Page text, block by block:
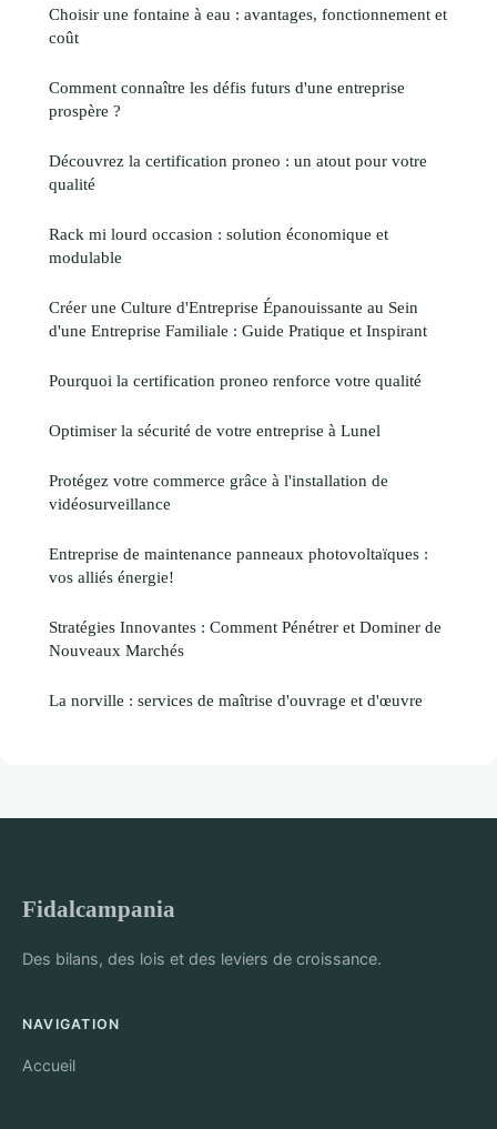
Choisir une fontaine à eau : avantages, fonctionnement et
coût
Comment connaître les défis futurs d'une entreprise
prospère ?
Découvrez la certification proneo : un atout pour votre
qualité
Rack mi lourd occasion : solution économique et
modulable
Créer une Culture d'Entreprise Épanouissante au Sein
d'une Entreprise Familiale : Guide Pratique et Inspirant
Pourquoi la certification proneo renforce votre qualité
Optimiser la sécurité de votre entreprise à Lunel
Protégez votre commerce grâce à l'installation de
vidéosurveillance
Entreprise de maintenance panneaux photovoltaïques :
vos alliés énergie!
Stratégies Innovantes : Comment Pénétrer et Dominer de
Nouveaux Marchés
La norville : services de maîtrise d'ouvrage et d'œuvre
Fidalcampania
Des bilans, des lois et des leviers de croissance.
NAVIGATION
Accueil